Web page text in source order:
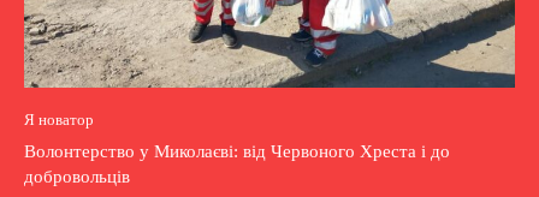
Я новатор
Волонтерство у Миколаєві: від Червоного Хреста і до
добровольців